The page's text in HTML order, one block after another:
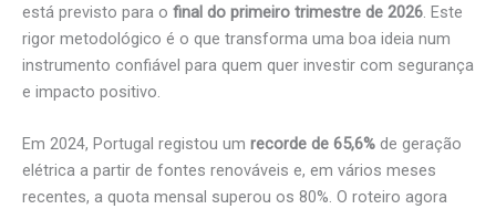
está previsto para o final do primeiro trimestre de 2026. Este
rigor metodológico é o que transforma uma boa ideia num
instrumento confiável para quem quer investir com segurança
e impacto positivo.
Em 2024, Portugal registou um recorde de 65,6% de geração
elétrica a partir de fontes renováveis e, em vários meses
recentes, a quota mensal superou os 80%. O roteiro agora